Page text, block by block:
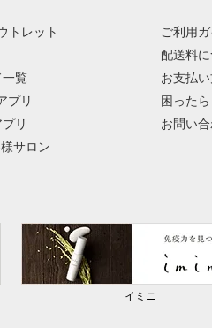
トレット
一覧
プリ
リ
サロン
ご利用
配送料
お支払
困った
お問い
イミニ